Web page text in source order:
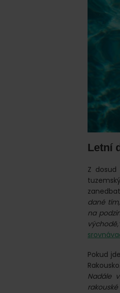
Letní
Z
dané
na
Pokud
Rakousko.
Nadále